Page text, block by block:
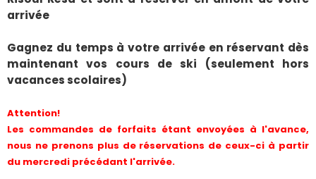
arrivée
Gagnez du temps à votre arrivée en réservant dès
maintenant vos cours de ski (seulement hors
vacances scolaires)
Attention!
Les commandes de forfaits étant envoyées à l'avance,
nous ne prenons plus de réservations de ceux-ci à partir
du mercredi précédant l'arrivée.